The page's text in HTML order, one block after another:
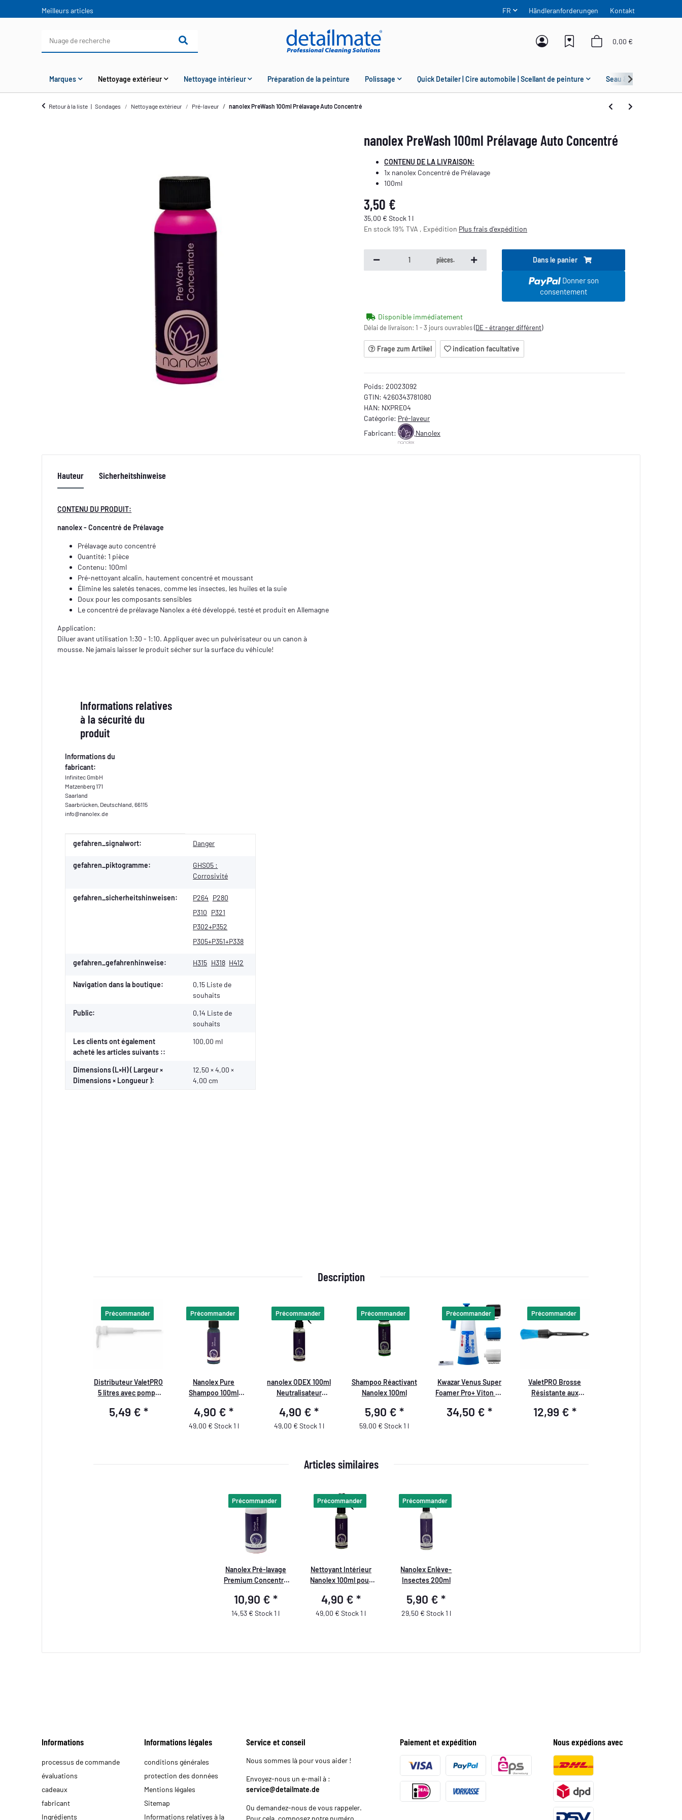
FR Händleranforderungen Kontakt
Meilleurs articles
0,00 €
Marques Nettoyage extérieur Nettoyage intérieur Préparation de la peinture Polissage Quick Detailer | Cire automobile | Scellant de peinture Seau & Grit Guard
Retour à la liste Sondages Nettoyage extérieur Pré-laveur nanolex PreWash 100ml Prélavage Auto Concentré
nanolex PreWash 100ml Prélavage Auto Concentré
CONTENU DE LA LIVRAISON:
1x nanolex Concentré de Prélavage
100ml
3,50 €
35,00 € Stock 1 l
En stock 19% TVA , Expédition Plus frais d'expédition
pièces. Dans le panier
Donner son
consentement
Disponible immédiatement
Délai de livraison: 1 - 3 jours ouvrables(DE - étranger différent)
Frage zum Artikel indication facultative
Poids: 20023092
GTIN: 4260343781080
HAN: NXPRE04
Catégorie: Pré-laveur
Fabricant:
Nanolex
Hauteur Sicherheitshinweise
CONTENU DU PRODUIT:
nanolex - Concentré de Prélavage
Prélavage auto concentré
Quantité: 1 pièce
Contenu: 100ml
Pré-nettoyant alcalin, hautement concentré et moussant
Élimine les saletés tenaces, comme les insectes, les huiles et la suie
Doux pour les composants sensibles
Le concentré de prélavage Nanolex a été développé, testé et produit en Allemagne
Application:
Diluer avant utilisation 1:30 - 1:10. Appliquer avec un pulvérisateur ou un canon à
mousse. Ne jamais laisser le produit sécher sur la surface du véhicule!
Informations relatives
à la sécurité du
produit
Informations du
fabricant:
Infinitec GmbH
Matzenberg 171
Saarland
Saarbrücken, Deutschland, 66115
info@nanolex.de
Valeur
Fabricant
gefahren_signalwort: Danger
gefahren_piktogramme:
GHS05 :
Corrosivité
gefahren_sicherheitshinweisen: P264 P280
P310 P321
P302+P352
P305+P351+P338
gefahren_gefahrenhinweise: H315 H318 H412
Navigation dans la boutique:
0,15 Liste de
souhaits
Public: 0,14 Liste de
souhaits
Les clients ont également
acheté les articles suivants ::
100,00 ml
Dimensions (L×H) ( Largeur ×
Dimensions × Longueur ):
12,50 × 4,00 ×
4,00 cm
Description
Précommander
Distributeur ValetPRO
5 litres avec pompe
5,49 € *
Précommander
Nanolex Pure
Shampoo 100ml
Premium
4,90 €*
49,00 € Stock 1 l
Précommander
nanolex ODEX 100ml
Neutralisateur
4,90 €*
49,00 € Stock 1 l
Précommander
Shampoo Réactivant
Nanolex 100ml
5,90 € *
59,00 € Stock 1 l
Précommander
Kwazar Venus Super
Foamer Pro+ Viton 2L
34,50 €*
Précommander
ValetPRO Brosse
Résistante aux
avec Manche en
12,99 € *
Articles similaires
Précommander
Nanolex Pré-lavage
Premium Concentré
10,90 € *
14,53 € Stock 1 l
Précommander
Nettoyant Intérieur
Nanolex 100ml pour
de Bord
4,90 € *
49,00 € Stock 1 l
Précommander
Nanolex Enlève-
Insectes 200ml
5,90 €*
29,50 € Stock 1 l
Informations
processus de commande
évaluations
cadeaux
fabricant
Ingrédients
Informations légales
conditions générales
protection des données
Mentions légales
Sitemap
Informations relatives à la
Service et conseil
Nous sommes là pour vous aider !
Envoyez-nous un e-mail à :
service@detailmate.de
Ou demandez-nous de vous rappeler.
Pour cela, composez notre numéro
Paiement et expédition Nous expédions avec